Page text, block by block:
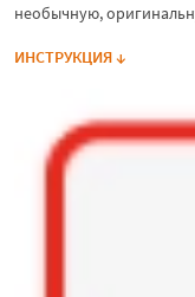
необычную,
ИНСТРУКЦИЯ ↓